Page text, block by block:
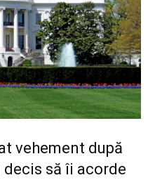
vehement după
să îi acorde